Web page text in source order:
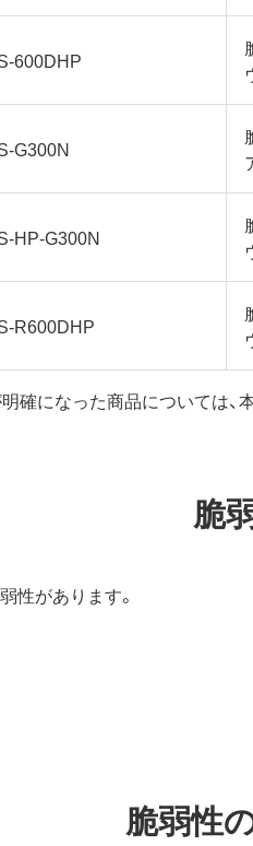
600DHP
G300N
HP-G300N
R600DHP
確になった商品については、
脆
性があります。
脆弱性